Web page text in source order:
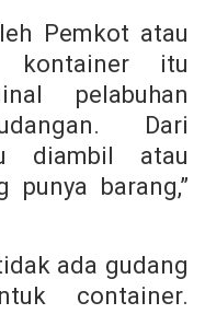
Pemkot atau
kontainer itu
pelabuhan
Dari
diambil atau
punya barang,”
ada gudang
container.